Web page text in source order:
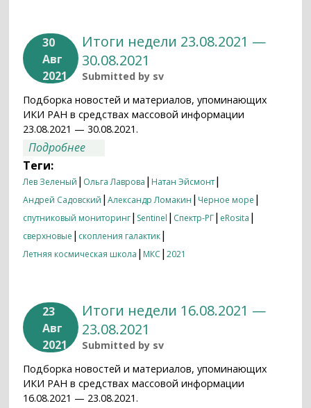
30
Авг
2021
Итоги недели 23.08.2021 —
30.08.2021
Submitted by sv
Подборка новостей и материалов, упоминающих
ИКИ РАН в средствах массовой информации
23.08.2021 — 30.08.2021.
Подробнее
Теги:
Лев Зеленый | Ольга Лаврова | Натан Эйсмонт|
Андрей Садовский |Александр Ломакин | Черное море |
спутниковый мониторинг| Sentinel | Спектр-РГ| eRosita |
сверхновые | скопления галактик|
Летняя космическая школа | МКС |2021
23
Авг
2021
Итоги недели 16.08.2021 —
23.08.2021
Submitted by sv
Подборка новостей и материалов, упоминающих
ИКИ РАН в средствах массовой информации
16.08.2021 — 23.08.2021.